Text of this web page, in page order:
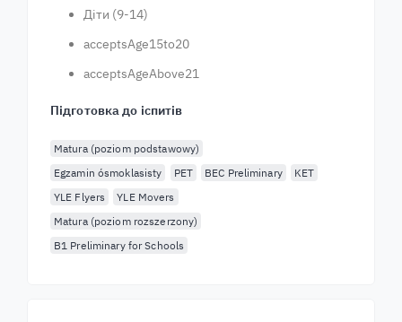
Діти (9-14)
acceptsAge15to20
acceptsAgeAbove21
Підготовка до іспитів
Matura (poziom podstawowy)
Egzamin ósmoklasisty
PET BEC Preliminary
KET
YLE Flyers
YLE Movers
Matura (poziom rozszerzony)
B1 Preliminary for Schools